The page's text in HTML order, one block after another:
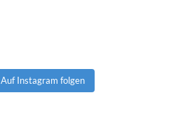
Auf Instagram folgen